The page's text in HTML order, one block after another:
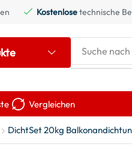
Kostenlosetechnische
Suche nach
Vergleichen
DichtSet 20kg